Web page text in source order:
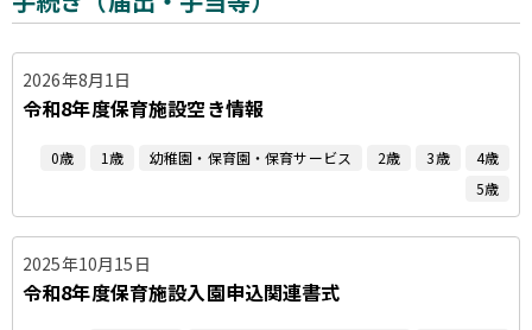
2026年8月1日
令和8年度保育施設空き情報
0歳 1歳 幼稚園・保育園・保育サービス 2歳 3歳
4歳
5歳
2025年10月15日
令和8年度保育施設入園申込関連書式